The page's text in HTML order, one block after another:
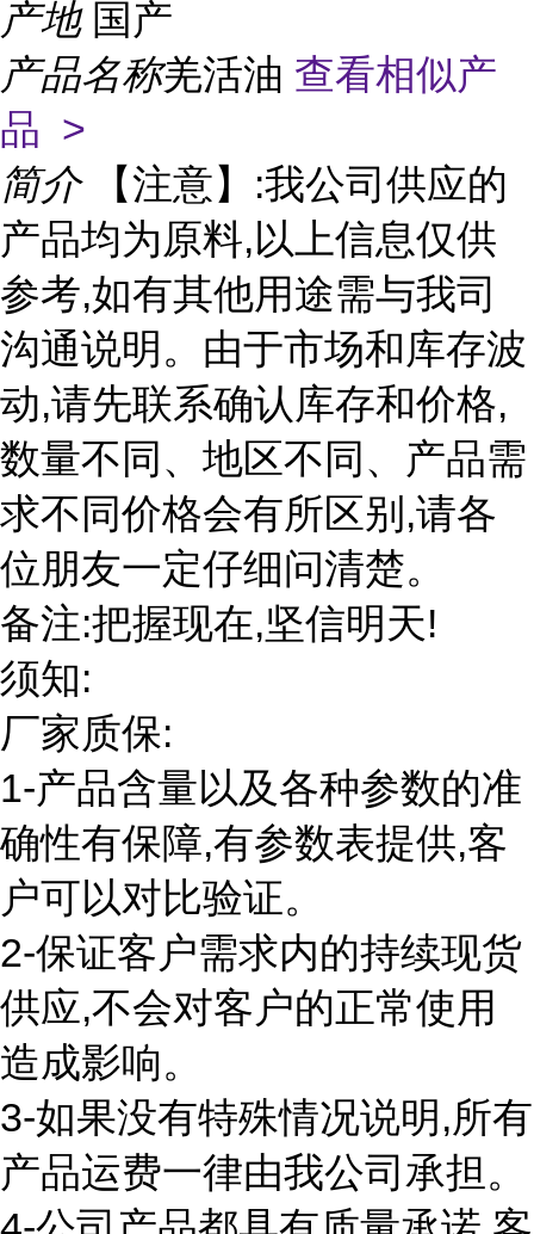
产地 国产
产品名称羌活油 查看相似产
品 >
简介
【注意】:我公司供应的
产品均为原料,以上信息仅供
参考,如有其他用途需与我司
沟通说明。由于市场和库存波
动,请先联系确认库存和价格,
数量不同、地区不同、产品需
求不同价格会有所区别,请各
位朋友一定仔细问清楚。
备注:把握现在,坚信明天!
须知:
厂家质保:
1-产品含量以及各种参数的准
确性有保障,有参数表提供,客
户可以对比验证。
2-保证客户需求内的持续现货
供应,不会对客户的正常使用
造成影响。
3-如果没有特殊情况说明,所有
产品运费一律由我公司承担。